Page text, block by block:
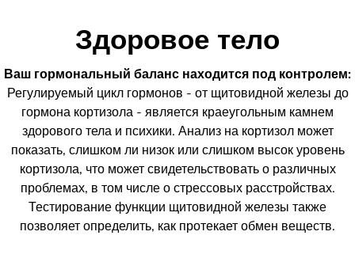
Здоровое тело
Ваш гормональный баланс находится под контролем:
Регулируемый цикл гормонов - от щитовидной железы до
гормона кортизола - является краеугольным камнем
здорового тела и психики. Анализ на кортизол может
показать, слишком ли низок или слишком высок уровень
кортизола, что может свидетельствовать о различных
проблемах, в том числе о стрессовых расстройствах.
Тестирование функции щитовидной железы также
позволяет определить, как протекает обмен веществ.